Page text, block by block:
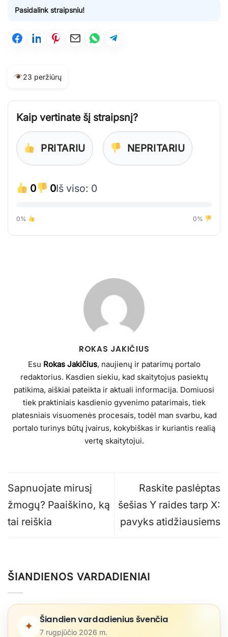
Pasidalink straipsniu!
23 peržiūrų
Kaip vertinate šį straipsnį?
PRITARIU NEPRITARIU
0 0Iš viso: 0
0% 0%
ROKAS JAKIČIUS
Esu Rokas Jakičius, naujienų ir patarimų portalo
redaktorius. Kasdien siekiu, kad skaitytojus pasiektų
patikima, aiškiai pateikta ir aktuali informacija. Domiuosi
tiek praktiniais kasdienio gyvenimo patarimais, tiek
platesniais visuomenės procesais, todėl man svarbu, kad
portalo turinys būtų įvairus, kokybiškas ir kuriantis realią
vertę skaitytojui.
Sapnuojate mirusį
žmogų? Paaiškino, ką
tai reiškia
Raskite paslėptas
šešias Y raides tarp X:
pavyks atidžiausiems
ŠIANDIENOS VARDADIENIAI
✦
Šiandien vardadienius švenčia
7 rugpjūčio 2026 m.